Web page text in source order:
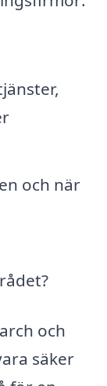
och när
och
säker